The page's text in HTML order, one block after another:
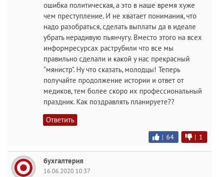
ошибка политическая, а это в наше время хуже
чем преступление. И не хватает понимания, что
надо разобраться, сделать выплаты да в идеале
убрать нерадивую пьянчугу. Вместо этого на всех
информресурсах раструбили что все мы
правильно сделали и какой у нас прекрасный
"мянистр". Ну что сказать, молодцы! Теперь
получайте продолжение истории и ответ от
медиков, тем более скоро их профессиональный
праздник. Как поздравлять планируете??
Ответить
| 64 | 1
бухгалтерия
16.06.2020 10:37